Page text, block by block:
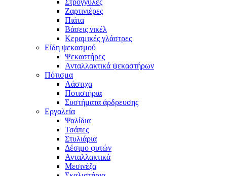
Ζαρτινιέρες
Πιάτα
Βάσεις νικέλ
Κεραμικές γλάστρες
Είδη ψεκασμού
Ψεκαστήρες
Ανταλλακτικά ψεκαστήρων
Πότισμα
Λάστιχα
Ποτιστήρια
Συστήματα άρδρευσης
Εργαλεία
Ψαλίδια
Τσάπες
Στυλιάρια
Δέσιμο φυτών
Ανταλλακτικά
Μεσινέζα